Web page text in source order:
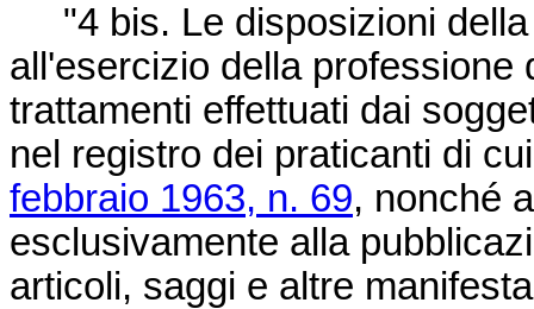
"4 bis. Le disposizioni della
all'esercizio della professione
trattamenti effettuati dai
nel registro dei praticanti di
febbraio 1963, n. 69, nonché
esclusivamente alla
articoli, saggi e altre